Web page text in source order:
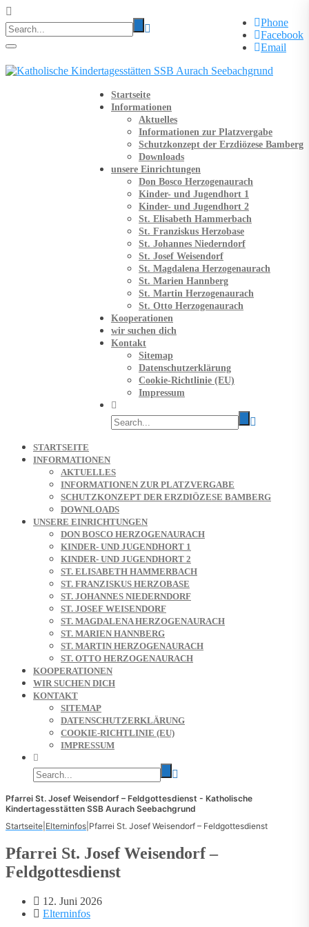
Phone
Facebook
Email
Startseite
Informationen
Aktuelles
Informationen zur Platzvergabe
Schutzkonzept der Erzdiözese Bamberg
Downloads
unsere Einrichtungen
Don Bosco Herzogenaurach
Kinder- und Jugendhort 1
Kinder- und Jugendhort 2
St. Elisabeth Hammerbach
St. Franziskus Herzobase
St. Johannes Niederndorf
St. Josef Weisendorf
St. Magdalena Herzogenaurach
St. Marien Hannberg
St. Martin Herzogenaurach
St. Otto Herzogenaurach
Kooperationen
wir suchen dich
Kontakt
Sitemap
Datenschutzerklärung
Cookie-Richtlinie (EU)
Impressum
STARTSEITE
INFORMATIONEN
AKTUELLES
INFORMATIONEN ZUR PLATZVERGABE
SCHUTZKONZEPT DER ERZDIÖZESE BAMBERG
DOWNLOADS
UNSERE EINRICHTUNGEN
DON BOSCO HERZOGENAURACH
KINDER- UND JUGENDHORT 1
KINDER- UND JUGENDHORT 2
ST. ELISABETH HAMMERBACH
ST. FRANZISKUS HERZOBASE
ST. JOHANNES NIEDERNDORF
ST. JOSEF WEISENDORF
ST. MAGDALENA HERZOGENAURACH
ST. MARIEN HANNBERG
ST. MARTIN HERZOGENAURACH
ST. OTTO HERZOGENAURACH
KOOPERATIONEN
WIR SUCHEN DICH
KONTAKT
SITEMAP
DATENSCHUTZERKLÄRUNG
COOKIE-RICHTLINIE (EU)
IMPRESSUM
Pfarrei St. Josef Weisendorf – Feldgottesdienst - Katholische
Kindertagesstätten SSB Aurach Seebachgrund
Startseite Elterninfos Pfarrei St. Josef Weisendorf – Feldgottesdienst
Pfarrei St. Josef Weisendorf –
Feldgottesdienst
12. Juni 2026
Elterninfos